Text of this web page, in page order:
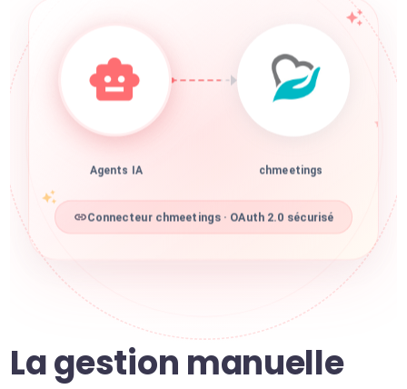
Agents IA chmeetings
Connecteur chmeetings · OAuth 2.0 sécurisé
La gestion manuelle